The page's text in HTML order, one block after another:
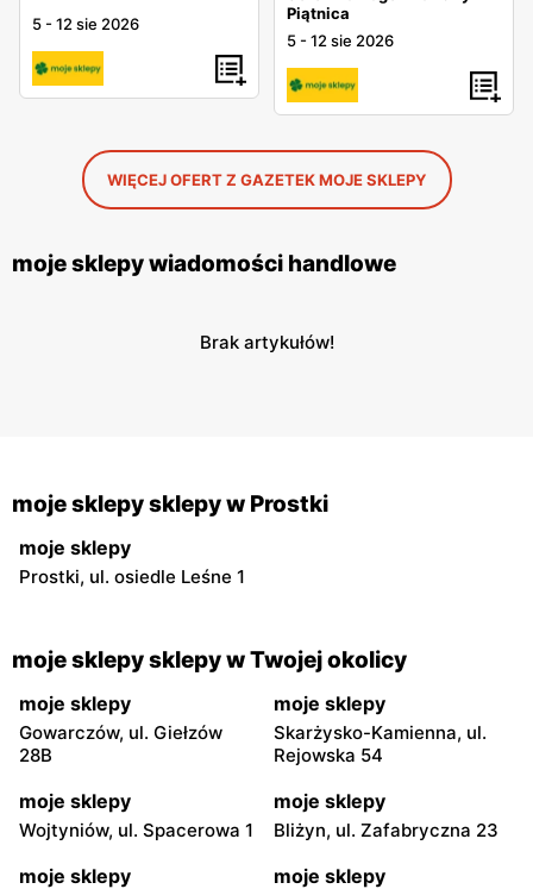
5 -12 sie 2026
Piątnica
5 -12 sie 2026
WIĘCEJ OFERT Z GAZETEK MOJE SKLEPY
moje sklepy wiadomości handlowe
Brak artykułów!
moje sklepy sklepy w Prostki
moje sklepy
Prostki, ul. osiedle Leśne 1
moje sklepy sklepy w Twojej okolicy
moje sklepy
Gowarczów, ul. Giełzów
28B
moje sklepy
Skarżysko-Kamienna, ul.
Rejowska 54
moje sklepy
Wojtyniów, ul. Spacerowa 1
moje sklepy
Bliżyn, ul. Zafabryczna 23
moje sklepy moje sklepy